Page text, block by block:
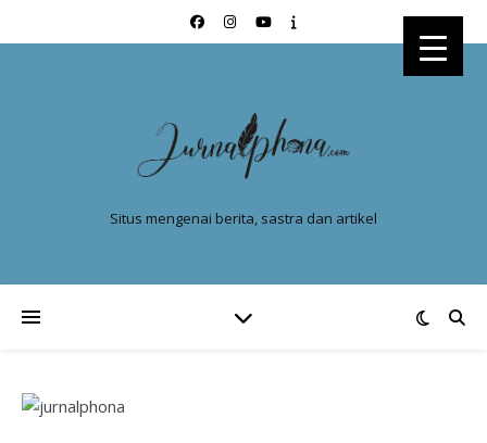
Situs mengenai berita, sastra dan artikel